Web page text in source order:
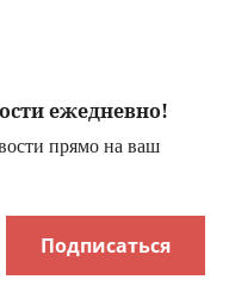
ежедневно!
прямо на ваш
Подписаться